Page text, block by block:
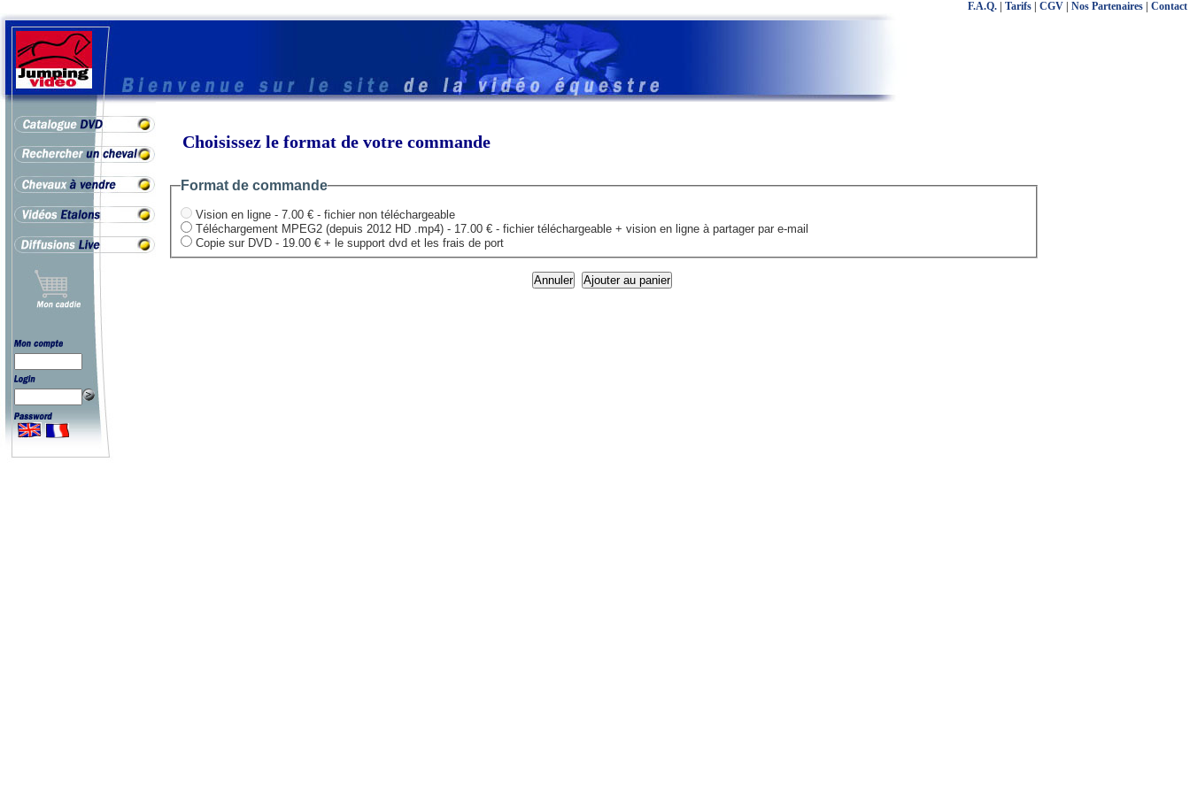
F.A.Q. Tarifs CGV Nos Partenaires Contact
Choisissez le format de votre commande
Format de commande
Vision en ligne - 7.00 € - fichier non téléchargeable
Téléchargement MPEG2 (depuis 2012 HD .mp4) - 17.00 € - fichier téléchargeable + vision en ligne à partager par e-mail
Copie sur DVD - 19.00 € + le support dvd et les frais de port